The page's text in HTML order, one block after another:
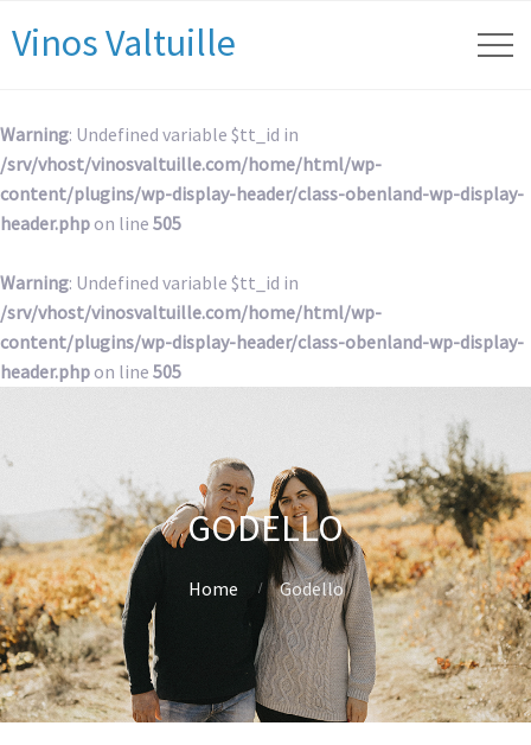
Vinos Valtuille
Warning: Undefined variable $tt_id in
/srv/vhost/vinosvaltuille.com/home/html/wp-
content/plugins/wp-display-header/class-obenland-wp-display-
header.php on line 505
Warning: Undefined variable $tt_id in
/srv/vhost/vinosvaltuille.com/home/html/wp-
content/plugins/wp-display-header/class-obenland-wp-display-
header.php on line 505
GODELLO
Home Godello